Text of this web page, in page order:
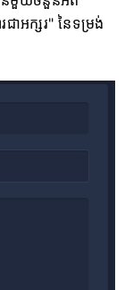
ាអក្សរ" នៃទម្រង់